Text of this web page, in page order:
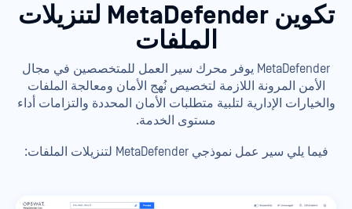
تكوين MetaDefender لتنزيلات
الملفات
MetaDefender يوفر محرك سير العمل للمتخصصين في مجال
الأمن المرونة اللازمة لتخصيص نُهج الأمان ومعالجة الملفات
والخيارات الإدارية لتلبية متطلبات الأمان المحددة والتزامات أداء
مستوى الخدمة.
فيما يلي سير عمل نموذجي MetaDefender لتنزيلات الملفات: